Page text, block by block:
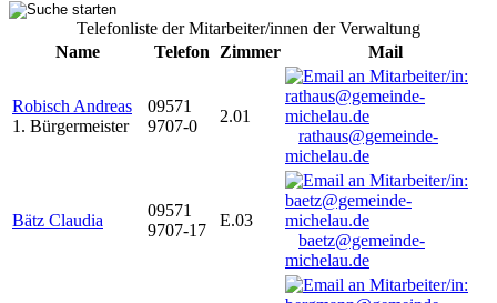
Telefonliste der Mitarbeiter/innen der Verwaltung
Name
Telefon Zimmer Mail
Robisch Andreas
1. Bürgermeister
09571
9707-0
2.01
rathaus@gemeinde-
michelau.de
Bätz Claudia
09571
9707-17
E.03
baetz@gemeinde-
michelau.de